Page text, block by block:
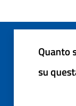
Quanto
su